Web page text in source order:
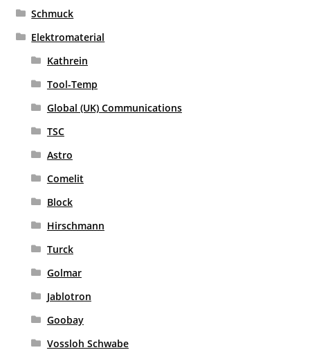
Schmuck
Elektromaterial
Kathrein
Tool-Temp
Global (UK) Communications
TSC
Astro
Comelit
Block
Hirschmann
Turck
Golmar
Jablotron
Goobay
Vossloh Schwabe